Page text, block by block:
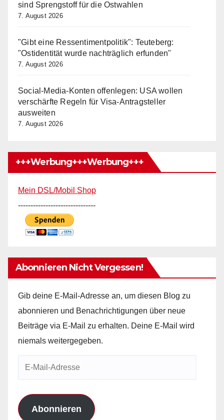
sind Sprengstoff für die Ostwahlen
7. August 2026
"Gibt eine Ressentimentpolitik": Teuteberg:
"Ostidentität wurde nachträglich erfunden"
7. August 2026
Social-Media-Konten offenlegen: USA wollen
verschärfte Regeln für Visa-Antragsteller
ausweiten
7. August 2026
+++Werbung+++Werbung+++
Mein DSL/Mobil Shop
-------------------------------
Abonnieren Nicht Vergessen!
Gib deine E-Mail-Adresse an, um diesen Blog zu
abonnieren und Benachrichtigungen über neue
Beiträge via E-Mail zu erhalten. Deine E-Mail wird
niemals weitergegeben.
Abonnieren